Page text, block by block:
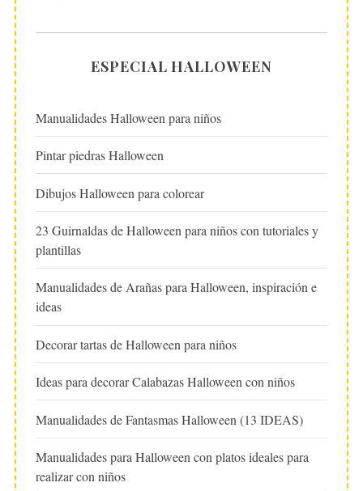
ESPECIAL HALLOWEEN
Manualidades Halloween para niños
Pintar piedras Halloween
Dibujos Halloween para colorear
23 Guirnaldas de Halloween para niños con tutoriales y
plantillas
Manualidades de Arañas para Halloween, inspiración e
ideas
Decorar tartas de Halloween para niños
Ideas para decorar Calabazas Halloween con niños
Manualidades de Fantasmas Halloween (13 IDEAS)
Manualidades para Halloween con platos ideales para
realizar con niños